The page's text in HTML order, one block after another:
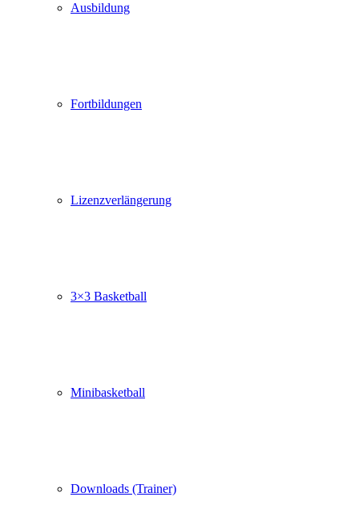
Ausbildung
Fortbildungen
Lizenzverlängerung
3×3 Basketball
Minibasketball
Downloads (Trainer)